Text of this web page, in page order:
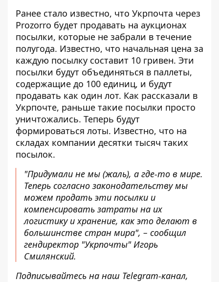
Ранее стало известно, что Укрпочта через
Prozorro будет продавать на аукционах
посылки, которые не забрали в течение
полугода. Известно, что начальная цена за
каждую посылку составит 10 гривен. Эти
посылки будут объединяться в паллеты,
содержащие до 100 единиц, и будут
продавать как один лот. Как рассказали в
Укрпочте, раньше такие посылки просто
уничтожались. Теперь будут
формироваться лоты. Известно, что на
складах компании десятки тысяч таких
посылок.
"Придумали не мы (жаль), а где-то в мире.
Теперь согласно законодательству мы
можем продать эти посылки и
компенсировать затраты на их
логистику и хранение, как это делают в
большинстве стран мира", – сообщил
гендиректор "Укрпочты" Игорь
Смилянский.
Подписывайтесь на наш Telegram-канал,